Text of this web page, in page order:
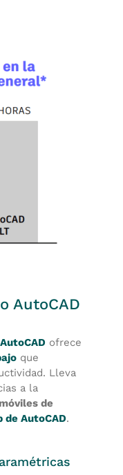
AutoCAD
AutoCAD ofrece
que
Lleva
a la
de
AutoCAD.